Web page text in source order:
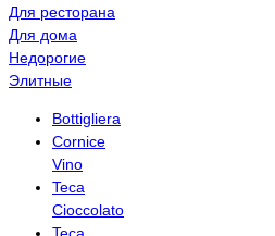
Для ресторана
Для дома
Недорогие
Элитные
Bottigliera
Cornice
Vino
Teca
Cioccolato